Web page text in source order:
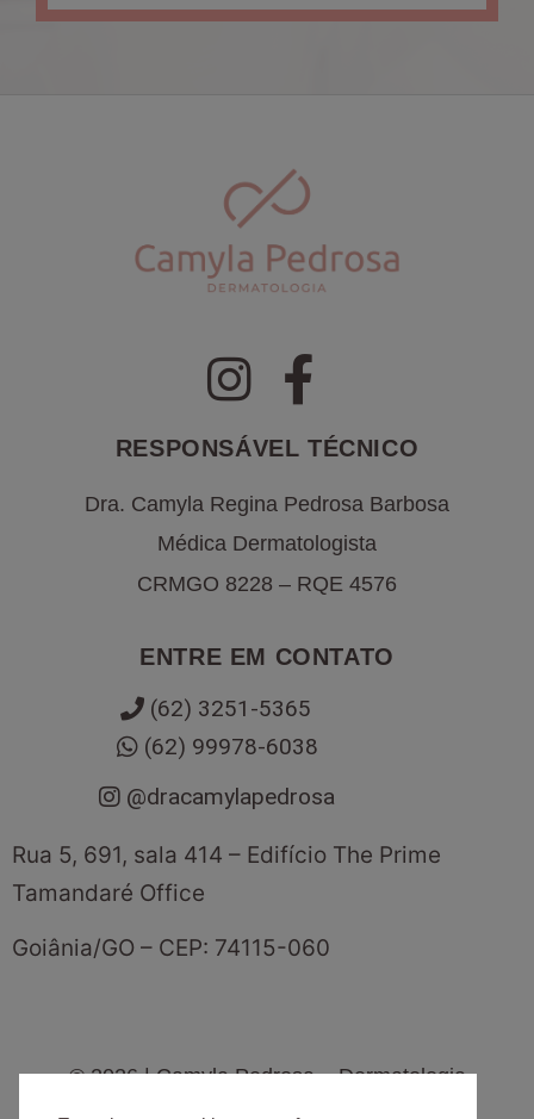
RESPONSÁVEL TÉCNICO
Dra. Camyla Regina Pedrosa Barbosa
Médica Dermatologista
CRMGO 8228 – RQE 4576
ENTRE EM CONTATO
(62) 3251-5365
(62) 99978-6038
@dracamylapedrosa
Rua 5, 691, sala 414 – Edifício The Prime
Tamandaré Office
Goiânia/GO – CEP: 74115-060
©2026| Camyla Pedrosa – Dermatologia